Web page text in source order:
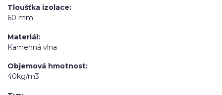
Tloušťka izolace
60 mm
Materiál
Kamenná vlna
Objemová hmotnost
40kg/m3